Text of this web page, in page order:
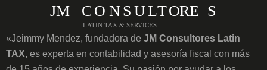
«Jeimmy Mendez, fundadora de JM Consultores Latin
TAX, es experta en contabilidad y asesoría fiscal con más